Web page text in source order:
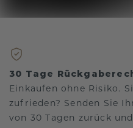
30 Tage
Einkaufen ohne Risiko.
zufrieden? Senden Sie
von 30 Tagen zurück